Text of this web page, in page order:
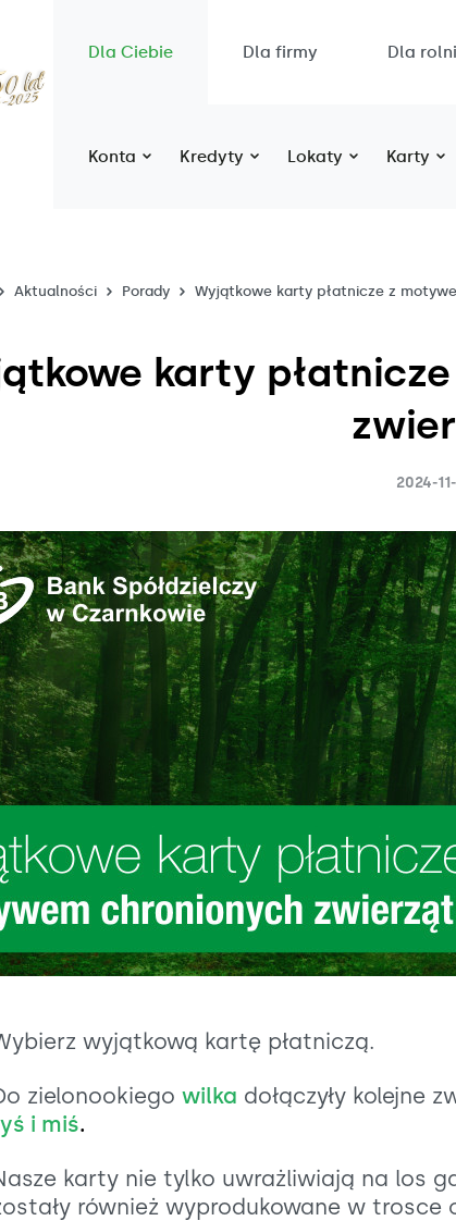
Dla Ciebie
Konta Kredyty Lokaty Karty
Dla firmy Dla
Aktualności Porady Wyjątkowe karty płatnicze z
karty
2024-
wyjątkową kartę płatniczą.
zielonookiego wilka dołączyły kolejne
i miś.
karty nie tylko uwrażliwiają na los
również wyprodukowane w trosce